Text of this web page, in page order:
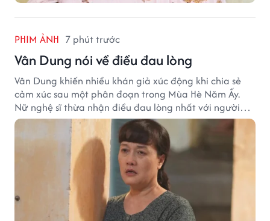
PHIM ẢNH 7 phút trước
Vân Dung nói về điều đau lòng
Vân Dung khiến nhiều khán giả xúc động khi chia sẻ
cảm xúc sau một phân đoạn trong Mùa Hè Năm Ấy.
Nữ nghệ sĩ thừa nhận điều đau lòng nhất với người
mẹ không phải sự nghèo khó, mà là khi các con phải
chứng kiến những tổn thương trong chính ngôi nhà